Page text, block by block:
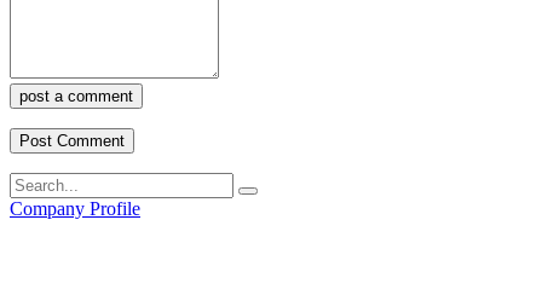
post a comment
Company Profile